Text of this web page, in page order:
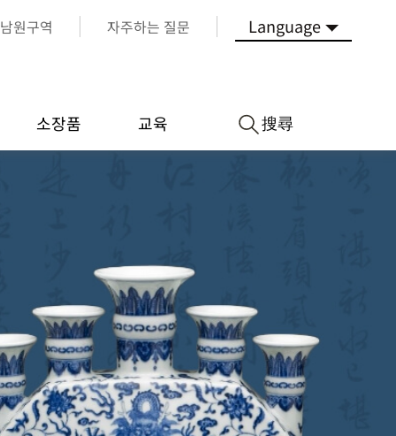
남원구역 자주하는 질문 Language
소장품 교육 搜尋